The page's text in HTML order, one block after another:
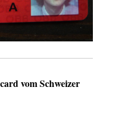
vom Schweizer